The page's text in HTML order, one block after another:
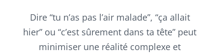
Dire “tu n’as pas l’air malade”, “ça allait
hier” ou “c’est sûrement dans ta tête” peut
minimiser une réalité complexe et